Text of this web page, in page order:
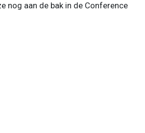
nog aan de bak in de Conference